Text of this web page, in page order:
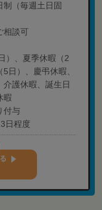
制（毎週土日固
相談可
）、夏季休暇（2
日）、慶弔休暇、
護休暇、誕生日
暇
付与
日程度